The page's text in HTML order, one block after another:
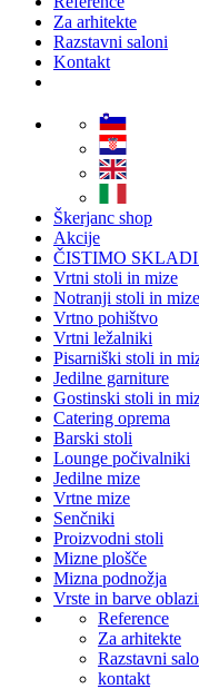
Za arhitekte
Razstavni saloni
Kontakt
Škerjanc shop
Akcije
ČISTIMO
Vrtni stoli in mize
Notranji stoli in mize
Vrtno pohištvo
Vrtni ležalniki
Pisarniški stoli in
Jedilne garniture
Gostinski stoli in
Catering oprema
Barski stoli
Lounge počivalniki
Jedilne mize
Vrtne mize
Senčniki
Proizvodni stoli
Mizne plošče
Mizna podnožja
Vrste in barve
Reference
Za arhitekte
Razstavni
kontakt